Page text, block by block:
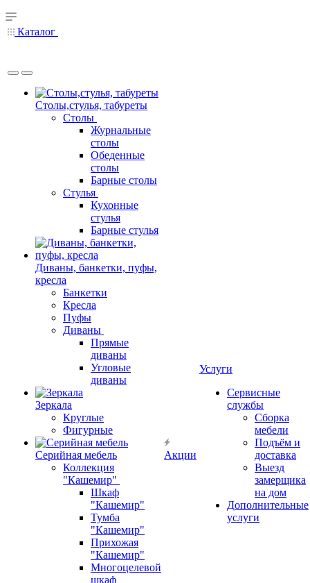
Каталог
Столы,стулья, табуреты
Столы
Журнальные
столы
Обеденные
столы
Барные столы
Стулья
Кухонные
стулья
Барные стулья
Диваны, банкетки, пуфы,
кресла
Банкетки
Кресла
Пуфы
Диваны
Прямые
диваны
Угловые
диваны
Зеркала
Круглые
Фигурные
Серийная мебель
Коллекция
"Кашемир"
Шкаф
"Кашемир"
Тумба
"Кашемир"
Прихожая
"Кашемир"
Многоцелевой
шкаф
Акции
Услуги
Сервисные
службы
Сборка
мебели
Подъём и
доставка
Выезд
замерщика
на дом
Дополнительные
услуги